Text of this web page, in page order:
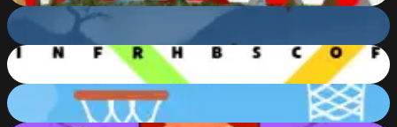
Gravity Ninja
88
X2 2048
91
Crazy Baskets
73